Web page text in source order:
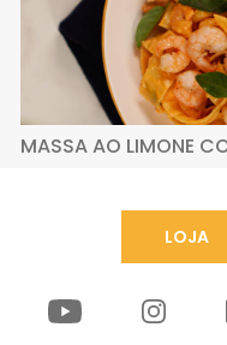
MASSA AO LIMONE
LOJA